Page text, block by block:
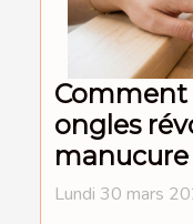
Comment
ongles
manucure
Lundi 30 mars